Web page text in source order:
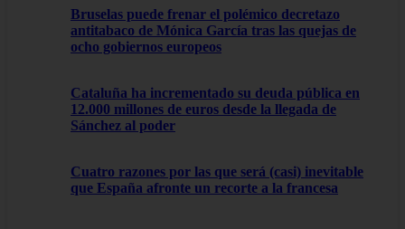
Bruselas puede frenar el polémico decretazo
antitabaco de Mónica García tras las quejas de
ocho gobiernos europeos
Cataluña ha incrementado su deuda pública en
12.000 millones de euros desde la llegada de
Sánchez al poder
Cuatro razones por las que será (casi) inevitable
que España afronte un recorte a la francesa